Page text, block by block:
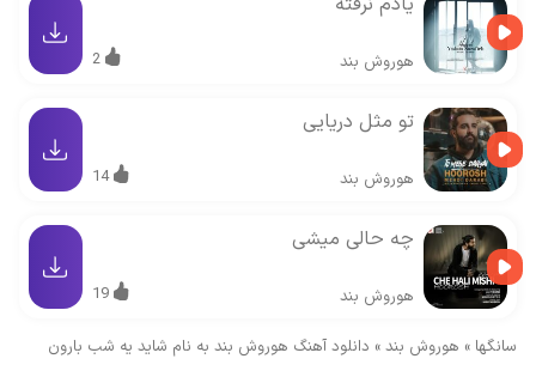
هوروش بند 2
تو مثل دریایی
هوروش بند 14
چه حالی میشی
هوروش بند 19
سانگها » هوروش بند » دانلود آهنگ هوروش بند به نام شاید یه شب بارون